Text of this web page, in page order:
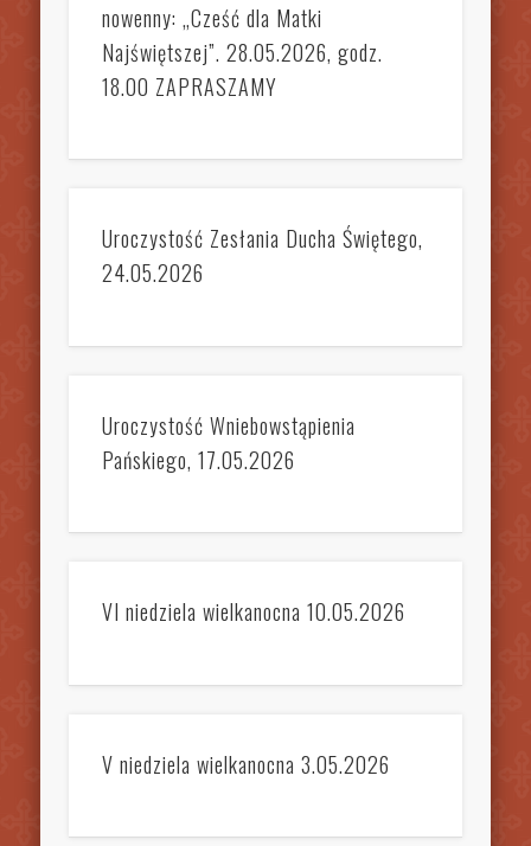
nowenny: „Cześć dla Matki
Najświętszej”. 28.05.2026, godz.
18.00 ZAPRASZAMY
Uroczystość Zesłania Ducha Świętego,
24.05.2026
Uroczystość Wniebowstąpienia
Pańskiego, 17.05.2026
VI niedziela wielkanocna 10.05.2026
V niedziela wielkanocna 3.05.2026